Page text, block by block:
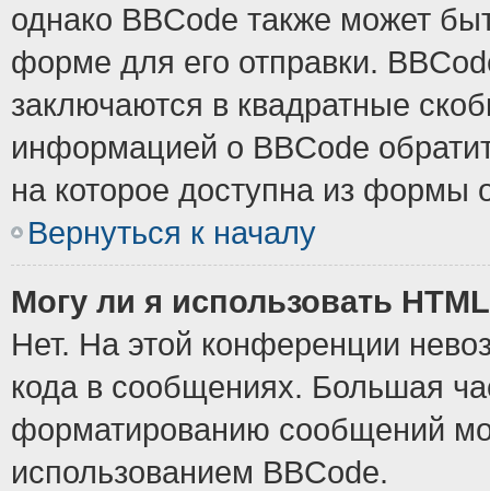
однако BBCode также может
форме для его отправки.
заключаются в квадратные
информацией о BBCode
на которое доступна из формы
Вернуться к началу
Могу ли я использовать
Нет. На этой конференции
кода в сообщениях. Большая
форматированию сообщений
использованием BBCode.